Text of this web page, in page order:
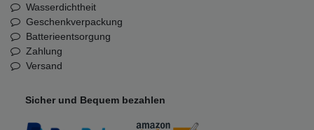
Wasserdichtheit
Geschenkverpackung
Batterieentsorgung
Zahlung
Versand
Sicher und Bequem bezahlen